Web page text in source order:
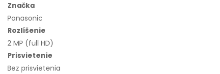
Značka
Panasonic
Rozlíšenie
2 MP (full HD)
Prisvietenie
Bez prisvietenia